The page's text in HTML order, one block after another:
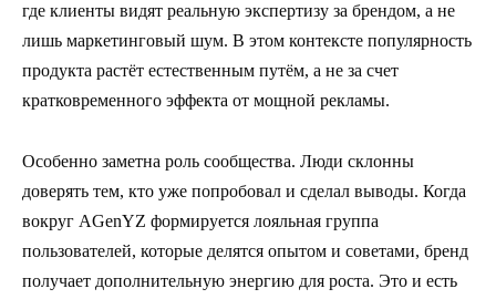
где клиенты видят реальную экспертизу за брендом, а не
лишь маркетинговый шум. В этом контексте популярность
продукта растёт естественным путём, а не за счет
кратковременного эффекта от мощной рекламы.
Особенно заметна роль сообщества. Люди склонны
доверять тем, кто уже попробовал и сделал выводы. Когда
вокруг AGenYZ формируется лояльная группа
пользователей, которые делятся опытом и советами, бренд
получает дополнительную энергию для роста. Это и есть